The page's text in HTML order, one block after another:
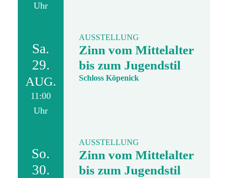
Uhr
Sa.
29.
AUG.
11:00
Uhr
AUSSTELLUNG
Zinn vom Mittelalter
bis zum Jugendstil
Schloss Köpenick
So.
30.
AUSSTELLUNG
Zinn vom Mittelalter
bis zum Jugendstil